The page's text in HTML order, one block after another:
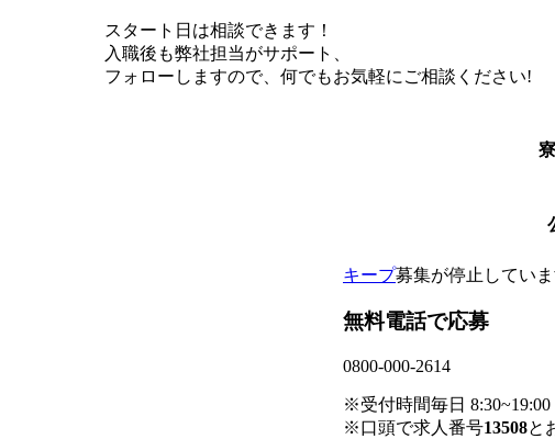
スタート日は相談できます！
入職後も弊社担当がサポート、
フォローしますので、何でもお気軽にご相談ください!
キープ募集が停止してい
無料電話で応募
0800-000-2614
※受付時間毎日 8:30~19:00
※口頭で求人番号13508と